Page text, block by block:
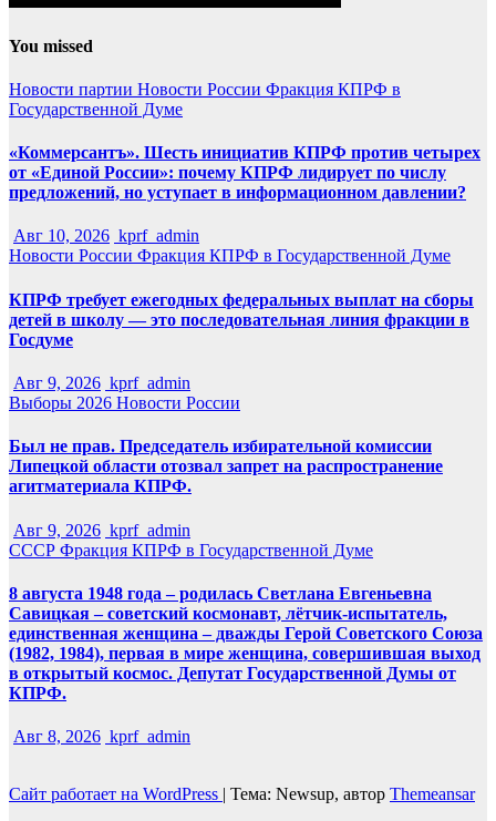
You missed
Новости партии Новости России Фракция КПРФ в
Государственной Думе
«Коммерсантъ». Шесть инициатив КПРФ против четырех
от «Единой России»: почему КПРФ лидирует по числу
предложений, но уступает в информационном давлении?
Авг 10, 2026 kprf_admin
Новости России Фракция КПРФ в Государственной Думе
КПРФ требует ежегодных федеральных выплат на сборы
детей в школу — это последовательная линия фракции в
Госдуме
Авг 9, 2026 kprf_admin
Выборы 2026 Новости России
Был не прав. Председатель избирательной комиссии
Липецкой области отозвал запрет на распространение
агитматериала КПРФ.
Авг 9, 2026 kprf_admin
СССР Фракция КПРФ в Государственной Думе
8 августа 1948 года – родилась Светлана Евгеньевна
Савицкая – советский космонавт, лётчик-испытатель,
единственная женщина – дважды Герой Советского Союза
(1982, 1984), первая в мире женщина, совершившая выход
в открытый космос. Депутат Государственной Думы от
КПРФ.
Авг 8, 2026 kprf_admin
Сайт работает на WordPress | Тема: Newsup, автор Themeansar